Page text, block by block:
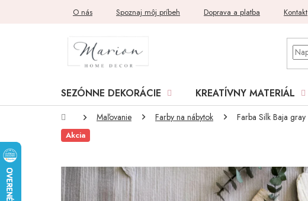
O nás Spoznaj môj príbeh Doprava a platba Kontakt
SEZÓNNE DEKORÁCIE KREATÍVNY MATERIÁL
DomovMaľovanie Farby na nábytok Farba Silk Baja gray
Akcia